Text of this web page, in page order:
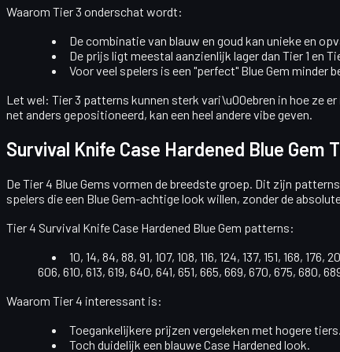
Waarom Tier 3 onderschat wordt:
De combinatie van blauw en goud kan unieke en
De prijs ligt meestal aanzienlijk lager dan Tier 1 en
Voor veel spelers is een "perfect" Blue Gem minder
Let wel: Tier 3 patterns kunnen sterk vari\u00ebren in hoe ze
net anders gepositioneerd, kan een heel andere vibe geven.
Survival Knife Case Hardened Blue Gem
DeTier 4 Blue Gems vormen de breedste groep. Dit zijn
spelers die een Blue Gem-achtige look willen, zonder de
Tier 4 Survival Knife Case Hardened Blue Gem patterns:
10, 14, 84, 88, 91, 107, 108, 116, 124, 137, 151, 168,
606, 610, 613, 619, 640, 641, 651, 665, 669, 670, 675, 680,
Waarom Tier 4 interessant is:
Toegankelijkere prijzen vergeleken met hogere tiers.
Toch duidelijk een blauwe Case Hardened look.